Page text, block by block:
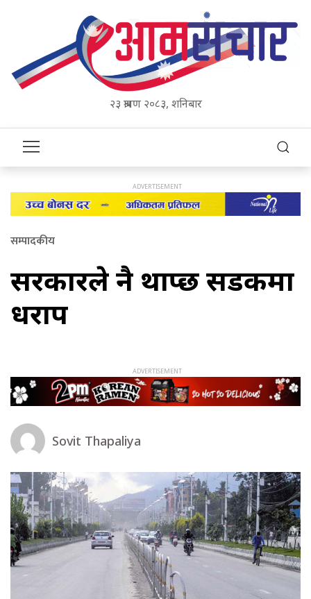
२३ श्रावण २०८३, शनिबार
सम्पादकीय
सरकारले नै थाप्छ सडकमा
धराप
Sovit Thapaliya